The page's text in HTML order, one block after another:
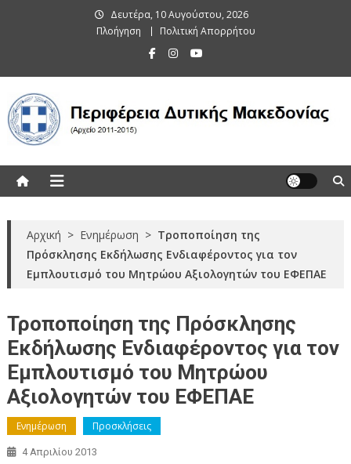
Δευτέρα, 10 Αυγούστου, 2026
Πλοήγηση
Πολιτική Απορρήτου
Αρχική > Ενημέρωση > Τροποποίηση της
Πρόσκλησης Εκδήλωσης Ενδιαφέροντος για τον
Εμπλουτισμό του Μητρώου Αξιολογητών του ΕΦΕΠΑΕ
Τροποποίηση της Πρόσκλησης
Εκδήλωσης Ενδιαφέροντος για τον
Εμπλουτισμό του Μητρώου
Αξιολογητών του ΕΦΕΠΑΕ
Ενημέρωση Προσκλήσεις
4 Απριλίου 2013